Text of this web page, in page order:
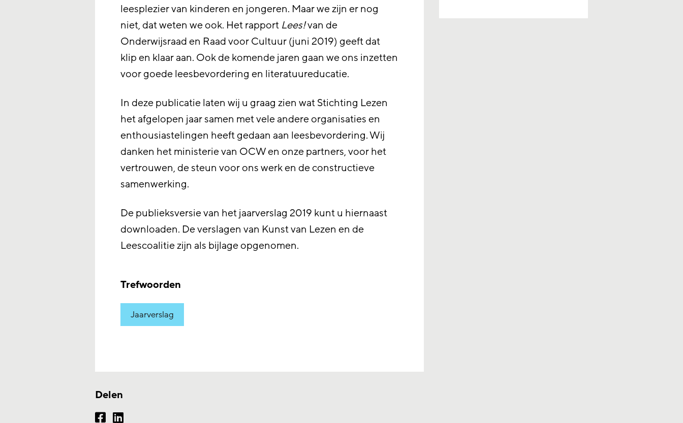
leesplezier van kinderen en jongeren. Maar we zijn er nog
niet, dat weten we ook. Het rapport Lees!van de
Onderwijsraad en Raad voor Cultuur (juni 2019) geeft dat
klip en klaar aan. Ook de komende jaren gaan we ons inzetten
voor goede leesbevordering en literatuureducatie.
In deze publicatie laten wij u graag zien wat Stichting Lezen
het afgelopen jaar samen met vele andere organisaties en
enthousiastelingen heeft gedaan aan leesbevordering. Wij
danken het ministerie van OCW en onze partners, voor het
vertrouwen, de steun voor ons werk en de constructieve
samenwerking.
De publieksversie van het jaarverslag 2019 kunt u hiernaast
downloaden. De verslagen van Kunst van Lezen en de
Leescoalitie zijn als bijlage opgenomen.
Trefwoorden
Jaarverslag
Delen